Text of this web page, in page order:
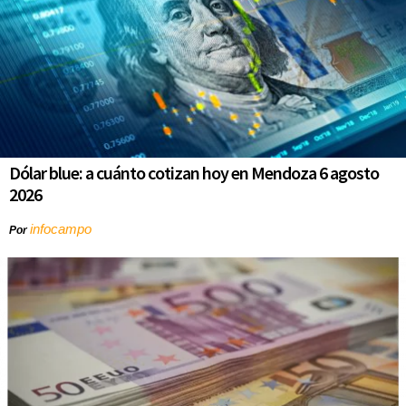
Dólar blue: a cuánto cotizan hoy en Mendoza 6 agosto
2026
Porinfocampo